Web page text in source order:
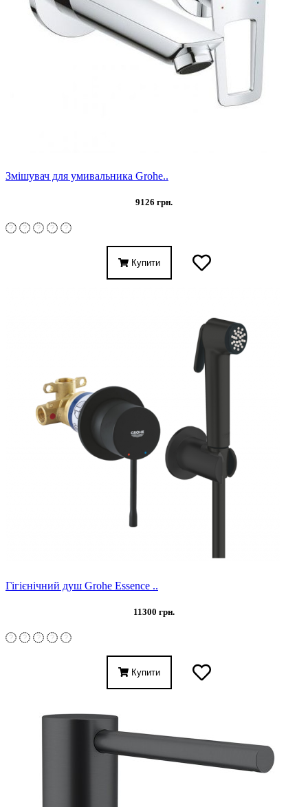
Змішувач для умивальника Grohe..
9126 грн.
Купити
Гігієнічний душ Grohe Essence ..
11300 грн.
Купити